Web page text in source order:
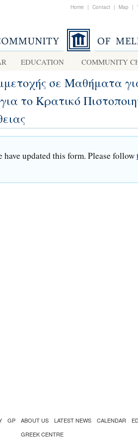
Home | Contact | Map |
EDUCATION COMMUNITY
σε Μαθήματα
το Κρατικό
have updated this form. Please follow
GP ABOUT US LATEST NEWS CALENDAR
GREEK CENTRE